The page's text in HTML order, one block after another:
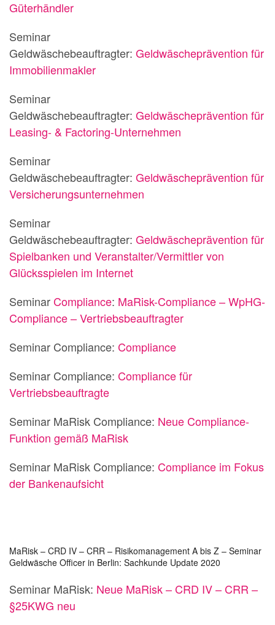
Güterhändler
Seminar
Geldwäschebeauftragter: Geldwäscheprävention für
Immobilienmakler
Seminar
Geldwäschebeauftragter: Geldwäscheprävention für
Leasing- & Factoring-Unternehmen
Seminar
Geldwäschebeauftragter: Geldwäscheprävention für
Versicherungsunternehmen
Seminar
Geldwäschebeauftragter: Geldwäscheprävention für
Spielbanken und Veranstalter/Vermittler von
Glücksspielen im Internet
Seminar Compliance: MaRisk-Compliance – WpHG-
Compliance – Vertriebsbeauftragter
Seminar Compliance: Compliance
Seminar Compliance: Compliance für
Vertriebsbeauftragte
Seminar MaRisk Compliance: Neue Compliance-
Funktion gemäß MaRisk
Seminar MaRisk Compliance: Compliance im Fokus
der Bankenaufsicht
MaRisk – CRD IV – CRR – Risikomanagement A bis Z – Seminar
Geldwäsche Officer in Berlin: Sachkunde Update 2020
Seminar MaRisk: Neue MaRisk – CRD IV – CRR –
§25KWG neu